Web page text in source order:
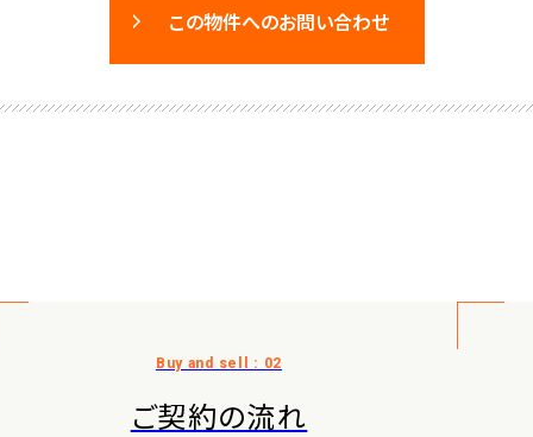
この物件へのお問い合わせ
ご契約の流れ